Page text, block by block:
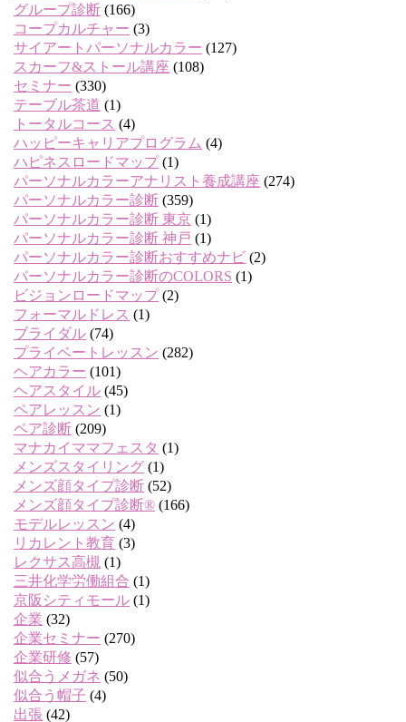
グループ診断 (166)
コープカルチャー (3)
サイアートパーソナルカラー (127)
スカーフ&ストール講座 (108)
セミナー (330)
テーブル茶道 (1)
トータルコース (4)
ハッピーキャリアプログラム (4)
ハピネスロードマップ(1)
パーソナルカラーアナリスト養成講座 (274)
パーソナルカラー診断 (359)
パーソナルカラー診断 東京 (1)
パーソナルカラー診断 神戸 (1)
パーソナルカラー診断おすすめナビ (2)
パーソナルカラー診断のCOLORS (1)
ビジョンロードマップ(2)
フォーマルドレス (1)
ブライダル (74)
プライベートレッスン (282)
ヘアカラー (101)
ヘアスタイル (45)
ペアレッスン (1)
ペア診断 (209)
マナカイママフェスタ (1)
メンズスタイリング (1)
メンズ顔タイプ診断 (52)
メンズ顔タイプ診断® (166)
モデルレッスン (4)
リカレント教育 (3)
レクサス高槻 (1)
三井化学労働組合 (1)
京阪シティモール (1)
企業 (32)
企業セミナー (270)
企業研修 (57)
似合うメガネ (50)
似合う帽子 (4)
出張 (42)